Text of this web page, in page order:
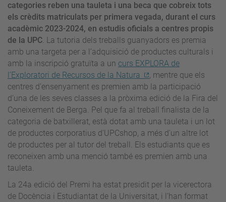
categories reben una tauleta i una beca que cobreix tots
els crèdits matriculats per primera vegada, durant el curs
acadèmic 2023-2024, en estudis oficials a centres propis
de la UPC. La tutoria dels treballs guanyadors es premia
amb una targeta per a l’adquisició de productes culturals i
amb la inscripció gratuïta a un curs EXPLORA de
l’Exploratori de Recursos de la Natura
, mentre que els
centres d’ensenyament es premien amb la participació
d’una de les seves classes a la pròxima edició de la Fira del
Coneixement de Berga. Pel que fa al treball finalista de la
categoria de batxillerat, està dotat amb una tauleta i un lot
de productes corporatius d'UPCshop, a més d'un altre lot
de productes per al tutor del treball. Els estudiants que es
reconeixen amb una menció també es premien amb una
tauleta.
La 24a edició del Premi ha estat presidit per la vicerectora
de Docència i Estudiantat de la Universitat, i l’han format